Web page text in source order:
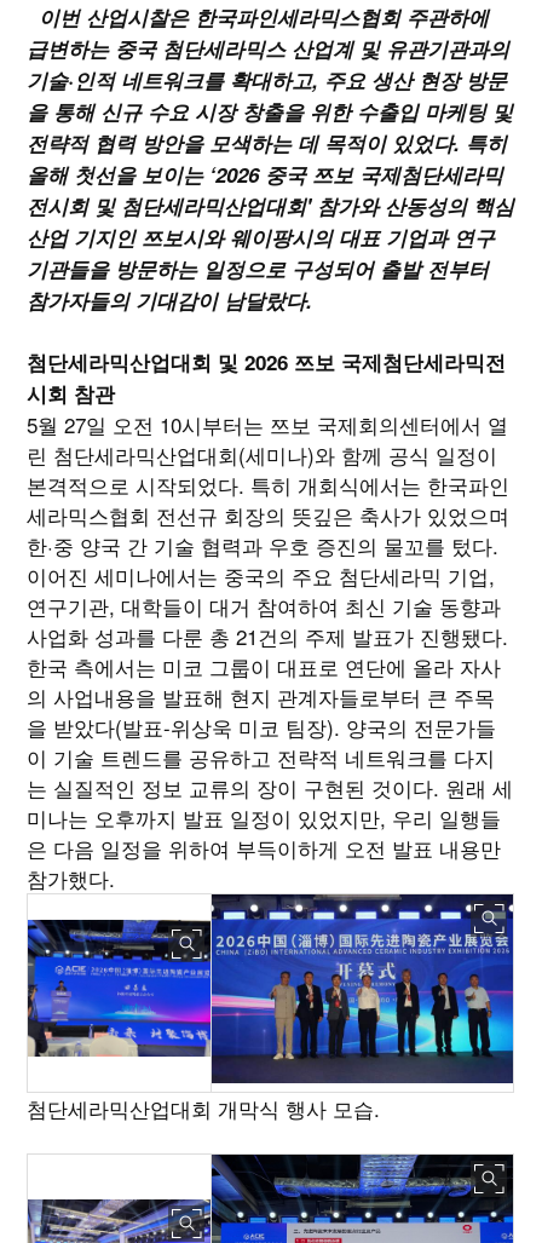
이번 산업시찰은 한국파인세라믹스협회 주관하에
급변하는 중국 첨단세라믹스 산업계 및 유관기관과의
기술·인적 네트워크를 확대하고, 주요 생산 현장 방문
을 통해 신규 수요 시장 창출을 위한 수출입 마케팅 및
전략적 협력 방안을 모색하는 데 목적이 있었다. 특히
올해 첫선을 보이는 ‘2026 중국 쯔보 국제첨단세라믹
전시회 및 첨단세라믹산업대회' 참가와 산동성의 핵심
산업 기지인 쯔보시와 웨이팡시의 대표 기업과 연구
기관들을 방문하는 일정으로 구성되어 출발 전부터
참가자들의 기대감이 남달랐다.
첨단세라믹산업대회 및 2026 쯔보 국제첨단세라믹전
시회 참관
5월 27일 오전 10시부터는 쯔보 국제회의센터에서 열
린 첨단세라믹산업대회(세미나)와 함께 공식 일정이
본격적으로 시작되었다. 특히 개회식에서는 한국파인
세라믹스협회 전선규 회장의 뜻깊은 축사가 있었으며
한·중 양국 간 기술 협력과 우호 증진의 물꼬를 텄다.
이어진 세미나에서는 중국의 주요 첨단세라믹 기업,
연구기관, 대학들이 대거 참여하여 최신 기술 동향과
사업화 성과를 다룬 총 21건의 주제 발표가 진행됐다.
한국 측에서는 미코 그룹이 대표로 연단에 올라 자사
의 사업내용을 발표해 현지 관계자들로부터 큰 주목
을 받았다(발표-위상욱 미코 팀장). 양국의 전문가들
이 기술 트렌드를 공유하고 전략적 네트워크를 다지
는 실질적인 정보 교류의 장이 구현된 것이다. 원래 세
미나는 오후까지 발표 일정이 있었지만, 우리 일행들
은 다음 일정을 위하여 부득이하게 오전 발표 내용만
참가했다.
첨단세라믹산업대회 개막식 행사 모습.